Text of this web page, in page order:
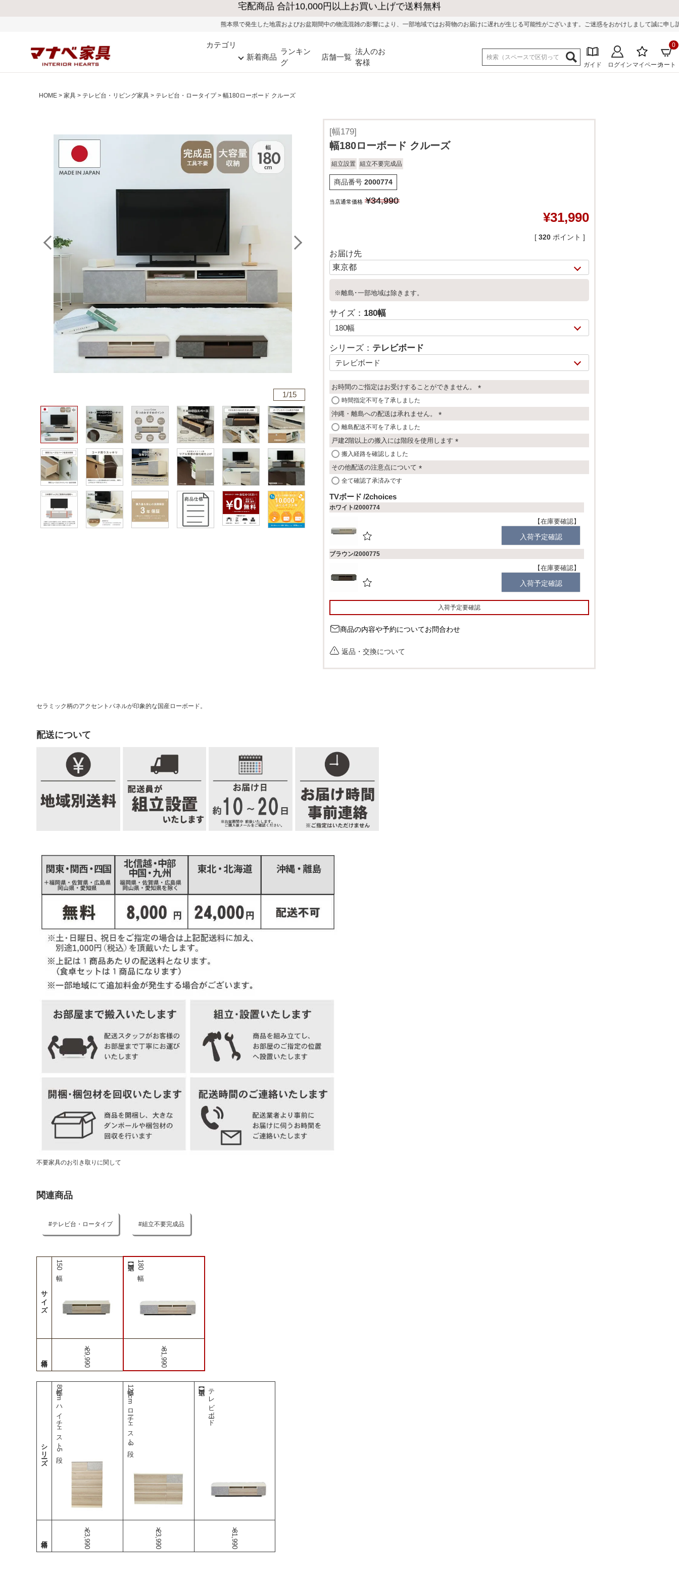
熊本県で発生した地震およびお盆期間中の物流混雑の影響により、一部地域ではお荷物のお届けに遅れが生じる可能性がございます。ご迷惑をおかけしまして誠に申し訳ございません。
カテゴリ
新着商品
ランキン
グ
店舗一覧
法人のお
客様
ガイド ログイン マイページカート
0
HOME 家具 テレビ台・リビング家具 テレビ台・ロータイプ 幅180ローボード クルーズ
1/15 2/15
[幅179]
幅180ローボード クルーズ
組立設置 組立不要完成品
商品番号 2000774
当店通常価格 ¥34,990
¥31,990
[ 320 ポイント ]
お届け先
※離島･一部地域は除きます。
サイズ： 180幅
シリーズ： テレビボード
お時間のご指定はお受けすることができません。
必
時間指定不可を了承しました
沖縄・離島への配送は承れません。
必
須
離島配送不可を了承しました
戸建2階以上の搬入には階段を使用します
必
搬入経路を確認しました
その他配送の注意点について
全て確認了承済みです
TVボード 2choices
ホワイト/2000774
在庫要確認
入荷予定確認
ブラウン/2000775
在庫要確認
入荷予定確認
入荷予定要確認
商品の内容や予約についてお問合わせ
返品・交換について
セラミック柄のアクセントパネルが印象的な国産ローボード。
配送について
不要家具のお引き取りに関して
関連商品
テレビ台・ロータイプ 組立不要完成品
サイズ
150幅
￥29,990
180幅
￥31,990
シリーズ 幅80cmハイチェスト 5段
￥23,990
幅120cmローチェスト3段
￥23,990
テレビボード
￥31,990